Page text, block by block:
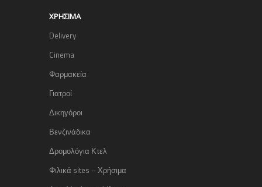
ΧΡΉΣΙΜΑ
Delivery
Cinema
Φαρμακεία
Γιατροί
Δικηγόροι
Βενζινάδικα
Δρομολόγια Κτελ
Φιλικά sites – Χρήσιμα